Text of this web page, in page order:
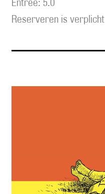
Entree: 5.0
Reserveren is verplicht